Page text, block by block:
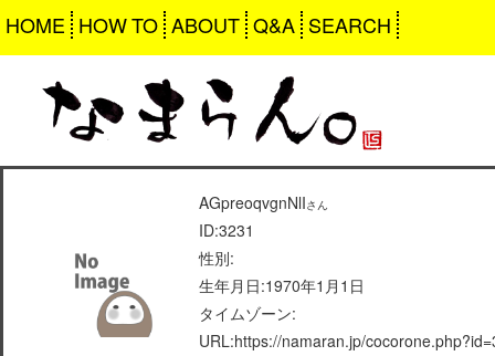
HOME HOW TO ABOUT Q&A SEARCH
AGpreoqvgnNlIさん
ID:3231
性別:
生年月日:1970年1月1日
タイムゾーン:
URL:https://namaran.jp/